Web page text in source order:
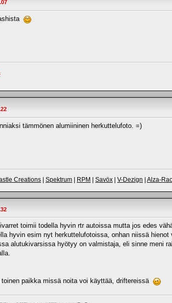
tämmönen alumiininen herkuttelufoto. =)
Creations Spektrum RPM Savöx V-Dezign Alza-
toimii todella hyvin rtr autoissa mutta jos edes
hyvin esim nyt herkuttelufotoissa, onhan niissä hienot
alutukivarsissa hyötyy on valmistaja, eli sinne meni
paikka missä noita voi käyttää, driftereissä